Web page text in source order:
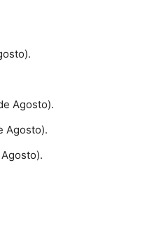
Agosto).
Agosto).